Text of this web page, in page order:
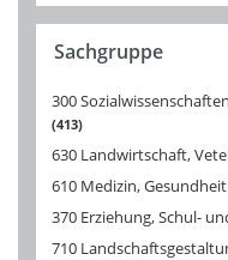
Sachgruppe
300
413
630 Landwirtschaft,
610 Medizin, Gesundheit
370 Erziehung, Schul-
710